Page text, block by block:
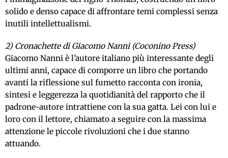
solido e denso capace di affrontare temi complessi senza
inutili intellettualismi.
2) Cronachette di Giacomo Nanni (Coconino Press)
Giacomo Nanni è l’autore italiano più interessante degli
ultimi anni, capace di comporre un libro che portando
avanti la riflessione sul fumetto racconta con ironia,
sintesi e leggerezza la quotidianità del rapporto che il
padrone-autore intrattiene con la sua gatta. Lei con lui e
loro con il lettore, chiamato a seguire con la massima
attenzione le piccole rivoluzioni che i due stanno
attuando.